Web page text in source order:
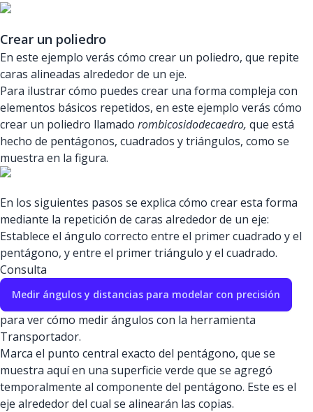
Crear un poliedro
En este ejemplo verás cómo crear un poliedro, que repite
caras alineadas alrededor de un eje.
Para ilustrar cómo puedes crear una forma compleja con
elementos básicos repetidos, en este ejemplo verás cómo
crear un poliedro llamado rombicosidodecaedro, que está
hecho de pentágonos, cuadrados y triángulos, como se
muestra en la figura.
En los siguientes pasos se explica cómo crear esta forma
mediante la repetición de caras alrededor de un eje:
Establece el ángulo correcto entre el primer cuadrado y el
pentágono, y entre el primer triángulo y el cuadrado.
Consulta
Medir ángulos y distancias para modelar con precisión
para ver cómo medir ángulos con la herramienta
Transportador.
Marca el punto central exacto del pentágono, que se
muestra aquí en una superficie verde que se agregó
temporalmente al componente del pentágono. Este es el
eje alrededor del cual se alinearán las copias.